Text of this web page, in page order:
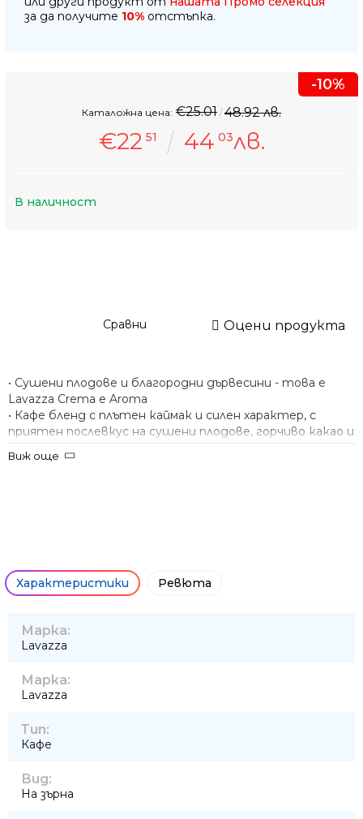
-10%
€22 51 44 03лв.
Каталожна цена: €25.01 48.92 лв.
В наличност
за да получите 10% отстъпка.
Сравни Оцени продукта
• Сушени плодове и благородни дървесини - това е
Lavazza Crema e Aroma
• Кафе бленд с плътен каймак и силен характер, с
приятен послевкус на сушени плодове, горчиво какао и
благородни дървесини, които напомнят за бъчви
отлежало вино
Виж още
Характеристики Ревюта
Марка:
Lavazza
Марка:
Lavazza
Тип:
Кафе
Вид:
На зърна